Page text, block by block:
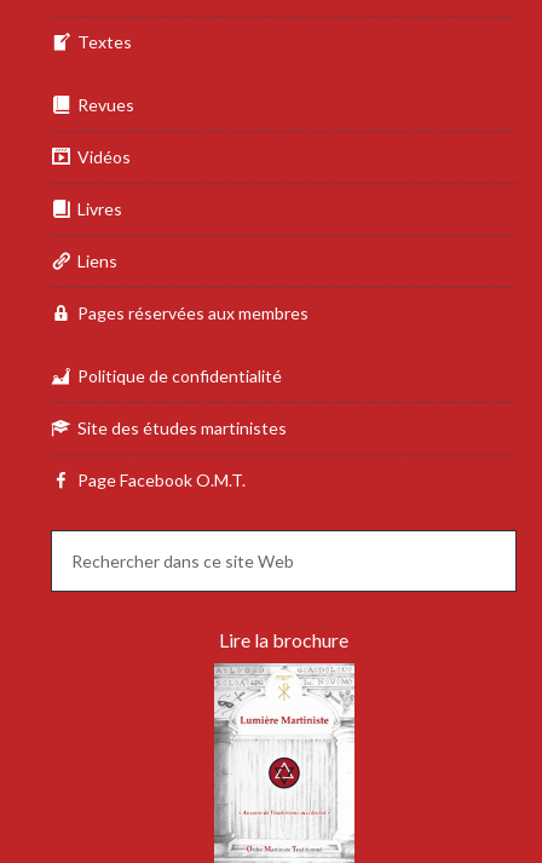
Textes
Revues
Vidéos
Livres
Liens
Pages réservées aux membres
Politique de confidentialité
Site des études martinistes
Page Facebook O.M.T.
Lire la brochure